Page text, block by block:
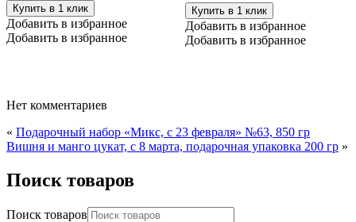
черникой,
100
мл
Купить в 1 клик
Добавить в избранное
Добавить в избранное
Медолюбов
кедровый
орех,
40
Купить в 1 клик
Добавить в избранное
Добавить в избранное
Нет комментариев
« Подарочный набор «Микс, с 23 февраля» №63, 850 гр
Вишня и манго цукат, с 8 марта, подарочная упаковка 200 гр »
Поиск товаров
Поиск товаров